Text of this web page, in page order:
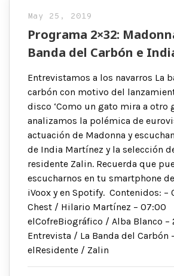
May 25, 2019
Programa 2×32:
Banda del Carbón e
Entrevistamos a los navarros La
carbón con motivo del
disco ‘Como un gato mira a otro
analizamos la polémica de
actuación de Madonna y
de India Martínez y la selección
residente Zalin. Recuerda que
escucharnos en tu smartphone
iVoox y en Spotify. Contenidos: –
Chest / Hilario Martínez – 07:00
elCofreBiográfico / Alba Blanco –
Entrevista / La Banda del Carbón
elResidente / Zalin